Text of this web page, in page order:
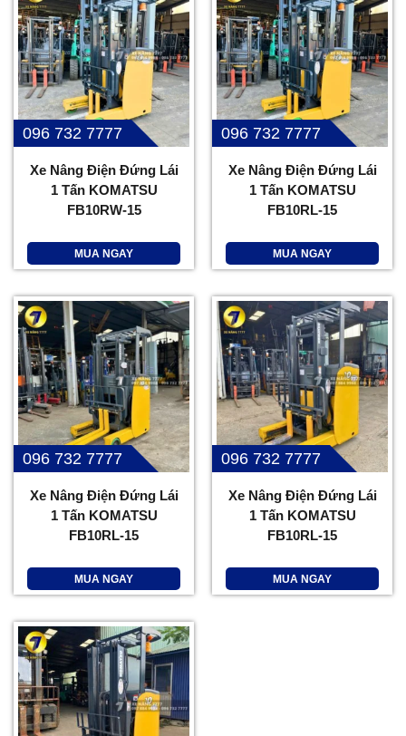
096 732 7777
Xe Nâng Điện Đứng Lái
1 Tấn KOMATSU
FB10RW-15
MUA NGAY
096 732 7777
Xe Nâng Điện Đứng Lái
1 Tấn KOMATSU
FB10RL-15
MUA NGAY
096 732 7777
Xe Nâng Điện Đứng Lái
1 Tấn KOMATSU
FB10RL-15
MUA NGAY
096 732 7777
Xe Nâng Điện Đứng Lái
1 Tấn KOMATSU
FB10RL-15
MUA NGAY